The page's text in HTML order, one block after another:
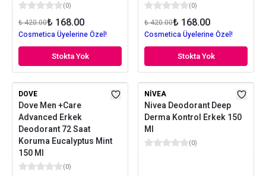
(0)
₺ 420.00₺ 168.00
Cosmetica Üyelerine Özel!
Stokta Yok
(0)
₺ 420.00₺ 168.00
Cosmetica Üyelerine Özel!
Stokta Yok
DOVE
Dove Men +Care
Advanced Erkek
Deodorant 72 Saat
Koruma Eucalyptus Mint
150 Ml
(0)
NIVEA
Nivea Deodorant Deep
Derma Kontrol Erkek 150
Ml
(0)